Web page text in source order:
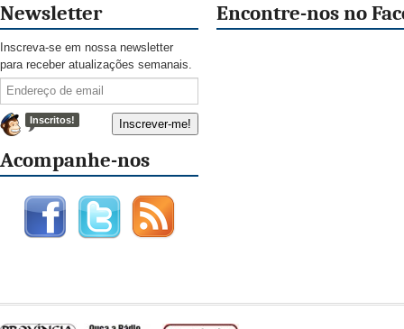
Newsletter
Inscreva-se em nossa newsletter
para receber atualizações semanais.
Inscritos!
Acompanhe-nos
Encontre-nos no